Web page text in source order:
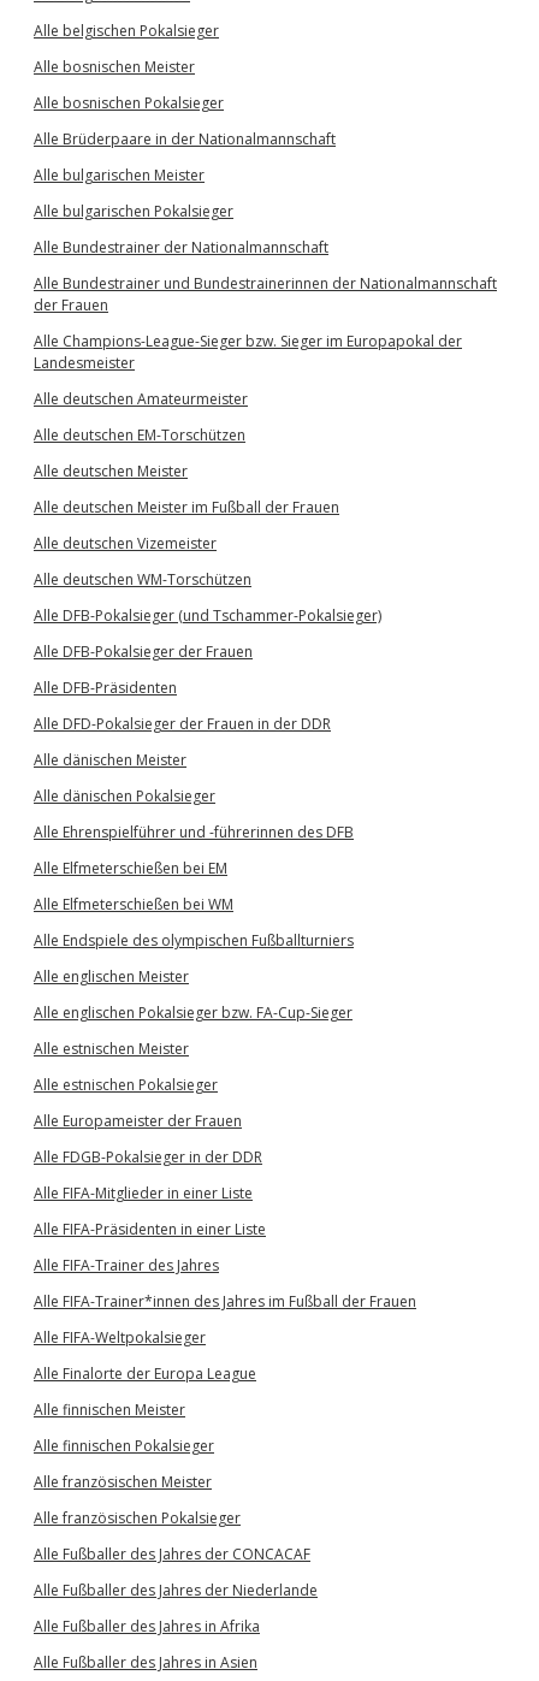
Alle belgischen Pokalsieger
Alle bosnischen Meister
Alle bosnischen Pokalsieger
Alle Brüderpaare in der Nationalmannschaft
Alle bulgarischen Meister
Alle bulgarischen Pokalsieger
Alle Bundestrainer der Nationalmannschaft
Alle Bundestrainer und Bundestrainerinnen der Nationalmannschaft
der Frauen
Alle Champions-League-Sieger bzw. Sieger im Europapokal der
Landesmeister
Alle deutschen Amateurmeister
Alle deutschen EM-Torschützen
Alle deutschen Meister
Alle deutschen Meister im Fußball der Frauen
Alle deutschen Vizemeister
Alle deutschen WM-Torschützen
Alle DFB-Pokalsieger (und Tschammer-Pokalsieger)
Alle DFB-Pokalsieger der Frauen
Alle DFB-Präsidenten
Alle DFD-Pokalsieger der Frauen in der DDR
Alle dänischen Meister
Alle dänischen Pokalsieger
Alle Ehrenspielführer und -führerinnen des DFB
Alle Elfmeterschießen bei EM
Alle Elfmeterschießen bei WM
Alle Endspiele des olympischen Fußballturniers
Alle englischen Meister
Alle englischen Pokalsieger bzw. FA-Cup-Sieger
Alle estnischen Meister
Alle estnischen Pokalsieger
Alle Europameister der Frauen
Alle FDGB-Pokalsieger in der DDR
Alle FIFA-Mitglieder in einer Liste
Alle FIFA-Präsidenten in einer Liste
Alle FIFA-Trainer des Jahres
Alle FIFA-Trainer*innen des Jahres im Fußball der Frauen
Alle FIFA-Weltpokalsieger
Alle Finalorte der Europa League
Alle finnischen Meister
Alle finnischen Pokalsieger
Alle französischen Meister
Alle französischen Pokalsieger
Alle Fußballer des Jahres der CONCACAF
Alle Fußballer des Jahres der Niederlande
Alle Fußballer des Jahres in Afrika
Alle Fußballer des Jahres in Asien